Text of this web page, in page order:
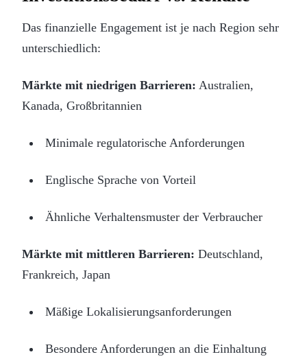
Das finanzielle Engagement ist je nach Region sehr
unterschiedlich:
Märkte mit niedrigen Barrieren: Australien,
Kanada, Großbritannien
Minimale regulatorische Anforderungen
Englische Sprache von Vorteil
Ähnliche Verhaltensmuster der Verbraucher
Märkte mit mittleren Barrieren: Deutschland,
Frankreich, Japan
Mäßige Lokalisierungsanforderungen
Besondere Anforderungen an die Einhaltung